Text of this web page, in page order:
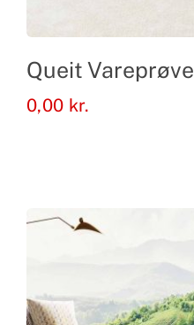
Queit Vareprøve
0,00 kr.